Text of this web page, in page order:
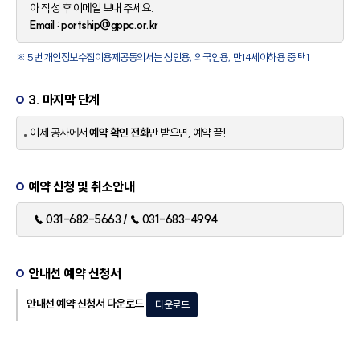
아 작성 후 이메일 보내 주세요.
Email : portship@gppc.or.kr
※ 5번 개인정보수집이용제공동의서는 성인용, 외국인용, 만14세이하용 중 택1
3. 마지막 단계
이제 공사에서예약 확인 전화만 받으면, 예약 끝!
예약 신청 및 취소안내
☎ 031-682-5663 / ☎ 031-683-4994
안내선 예약 신청서
안내선 예약 신청서 다운로드 다운로드